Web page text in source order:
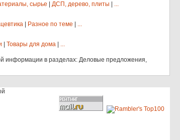
сырье ДСП, дерево, плиты
...
Разное по теме
...
Товары для дома ...
информации в разделах: Деловые предложения,